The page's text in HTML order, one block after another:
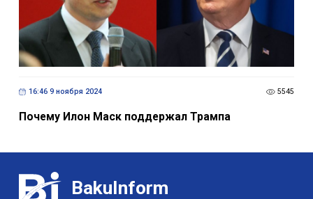
16:46 9 ноября 2024 5545
Почему Илон Маск поддержал Трампа
BakuInform